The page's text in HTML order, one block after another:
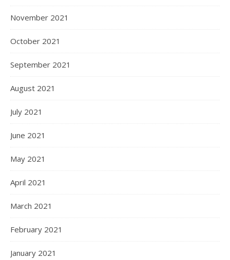
November 2021
October 2021
September 2021
August 2021
July 2021
June 2021
May 2021
April 2021
March 2021
February 2021
January 2021